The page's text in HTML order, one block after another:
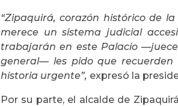
“Zipaquirá, corazón histórico de
merece un sistema judicial
trabajarán en este Palacio
general— les pido que
historia urgente”, expresó la
Por su parte, el alcalde de